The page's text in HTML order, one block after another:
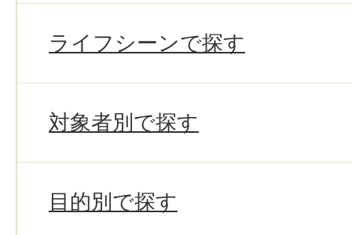
ライフシーンで探す
対象者別で探す
目的別で探す